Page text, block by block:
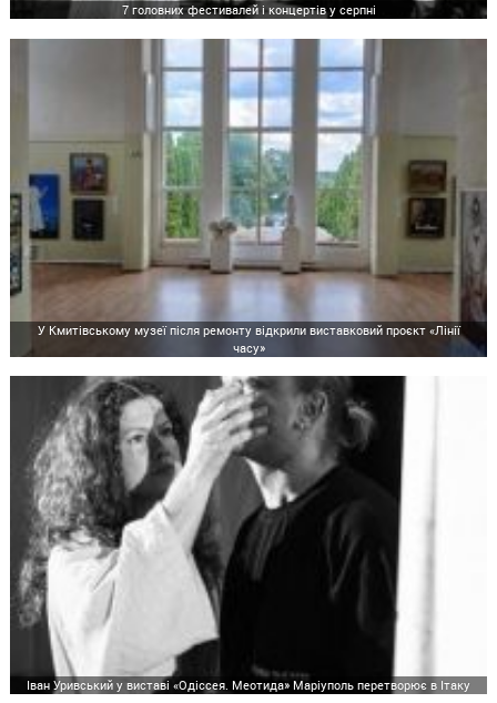
7 головних фестивалей і концертів у серпні
У Кмитівському музеї після ремонту відкрили виставковий проєкт «Лінії
часу»
Іван Уривський у виставі «Одіссея. Меотида» Маріуполь перетворює в Ітаку